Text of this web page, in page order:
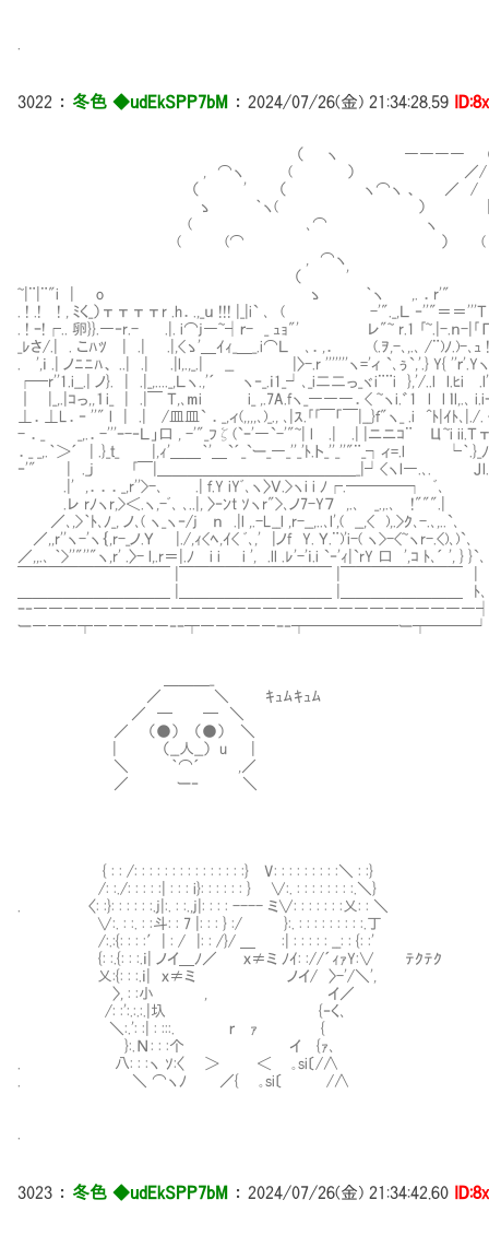
3022 ： 冬色 ◆udEkSPP7bM ： 2024/07/26(金) 21:34:28.59
（ ヽ ―――― ○
, ⌒ヽ ( ） ／/ |
（ ' （ ヽ⌒ヽ 、 ／ / |
ゝ ｀ヽ( ） | (⌒
( ､⌒ ヽ （
( (⌒ ） (
, ⌒ヽ
（ ' .ｒ
~|¨|¨"i | o ゝ ｀ヽ ,. ．r'"
. ! .! ! , ﾐく_）ттттr .h．.,_ｕ !!! |_|i` ､ ( -'"._,Ｌ ‐''"＝
. ! ｰ!┌.. 卵}}.―‐r.- .|. i⌒j―~┤ｒ- _ ｭｮ"' レ"~ r.1 ｢~.|-.ｎ-|
_ﾚさ/.| . こﾊﾂ | .| .|,<ゝ'＿ｲｨ_＿_.i⌒Ｌ ､．,． (.ｦ,-､,.､ /¨)ﾉ.)-､ｭ ! .|〈
. ',ｉ .| ノﾆﾆﾊ、 ..| .| .|l,.,_.| __ |〉-.r '''''''ヽ='ィ `､ぅ`,'.} Y{ ''ｒ'.Yヽiﾆ./'
┌─r''1.i__.| ノ}. | .|_,...._,Ｌヽ.,'´ ヽ‐_.ｉ1_┘､_i二二っ_ヾi¨¨i },'/..l l.ﾋ
｜ |_,.|ｺっ,,１i_ | .|￣ Ｔ,､mi i_ ,.7A.fヽ_―――．< ~ヽi.゛1 l l ｌl,.､
⊥．⊥L．‐ ''" l | .| /皿皿` ．_,ィ(,,,,､)_., ､|ｽ.｢｢￣「￣|__}ｆ"ヽ_ .i ^ﾄ|ｲﾄ､
- ．_ _,.．-'''ｰ-‐Ｌ」口 , -'"_ﾌζ(`ｰ'―`-'"~| l .| .| |ニニｺ¨ Ц~i ii.Ｔтl
．_ _,.｀＞´ | .}_ｔ_ |,ｨ'＿＿｀'＿`´_`ー_―_''_'ﾄ.ト_''_''"¨_┐ィ=.l └｀
‐'" | ._j ｢￣|＿＿＿＿＿＿＿＿＿＿＿＿＿_|┘<ヽl―.､. Ｊl.l ｌ.
.|' ,．．．_,r''>-､ .| ｆ.Y iYﾞ､ヽ〉Ｖ.>ヽi i ﾉ┌.────┐
.レ rﾉヽr,>＜.ヽ,-ﾞ､ ､..|, 〉‐ﾝt ｿヽr">､ノ7-Y７ ,.､
／､,>｀ﾄ､ﾉ_, ノ､( ヽ_ヽ‐/j ｎ .|l ,.-L__l ,r-__,..､l',(
／,,r''ヽ-'ヽ｛,r-_ノ.Ｙ |./,ｨ<ﾍ,ｲ< ﾞ､,' |ノf Y. Ｙ.¨)'i-( ヽ>-<~ヽr-.<)､)`､
／,,.､ ｀>''"''"ヽ,r' .〉- l,.r＝|.ﾉ i i i ', .ll .ﾚ'-'ｉ.i `‐'ｨ|`rY 口 ',ｺ ﾄ､´ ', } }`､
＿＿＿＿＿＿＿＿＿＿ |＿＿＿＿＿＿＿＿＿＿ |＿＿＿＿＿＿＿＿ ﾄ､
ｰ
ー―――┬―――――‐ｰ┬―――――ｰ‐┬──────ー┬───┘
／ ＼ ｷｭﾑｷｭﾑ
／ ─ ─ ＼
／ （●） （●） ＼
| （__人__） u |
＼ ｀⌒´ ,／
／ ー‐ ＼
{ : : /: : : : : : : : : : : : : : :} V: : : : : : : : :＼ : :}
/: :./: : : : :| : : : i}: : : : : : } ∨:. : : : : : : : :.＼}
. 〈: :}: : : : : :.j|:. : :.,j|: : : : ---- ミ∨: : : : : : :乂: : ＼
∨:. : :. : :斗: : 7 |: : : } :/ }:. : : : : : : : : :.丁
/:.:{: : : :′| : / |: : /}/ ＿ :| : : : : : __: : {: :'
{: :.{: : :.ｉ| ノイ＿ﾉ／ ｘ≠ミ ﾉｲ: ://´ｨｧY:∨ ﾃｸﾃｸ
乂:{: : :.ｉ| ｘ≠ミ ノイ/ 〉-'/＼',
〉, : :小 , イ／
/: :':.:.:.|圦 {‐く､
＼:.': :| : :::. ｒ ｧ {
}:.Ν: : :个 イ {ｧ､
. 八: : :ヽ ｿ:〈 ＞ ＜ ｡si〔/∧
. ＼ ⌒ヽﾉ ／{ ｡si〔 /∧
3023 ： 冬色 ◆udEkSPP7bM ： 2024/07/26(金) 21:34:42.60